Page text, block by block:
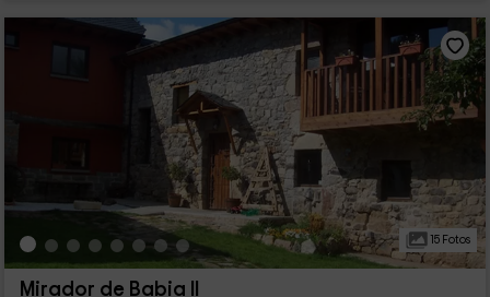
15 Fotos
Mirador de Babia II